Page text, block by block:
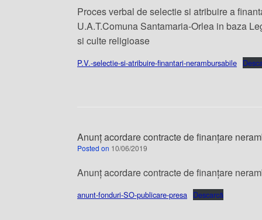
Proces verbal de selectie si atribuire a
U.A.T.Comuna Santamaria-Orlea in baza
si culte religioase
P.V.-selectie-si-atribuire-finantari-nerambursabile
Anunț acordare contracte de finanțare
Posted on 10/06/2019
Anunț acordare contracte de finanțare
anunt-fonduri-SO-publicare-presa Descarcă